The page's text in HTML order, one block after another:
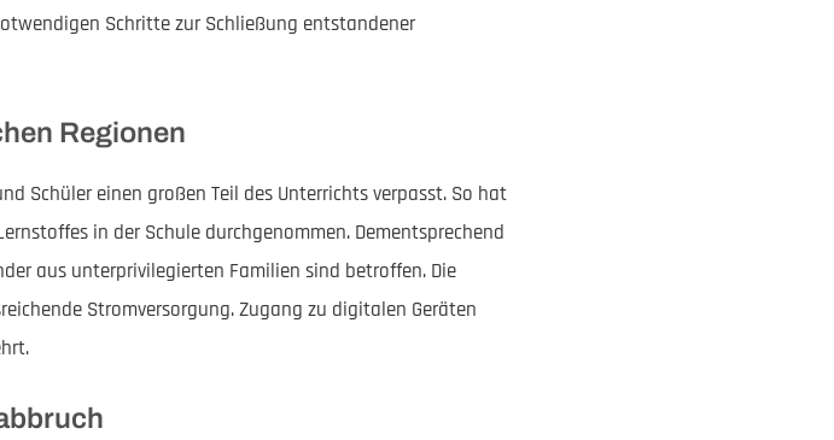
Schritte zur Schließung entstandener
Regionen
Schüler einen großen Teil des Unterrichts verpasst. So hat
in der Schule durchgenommen. Dementsprechend
aus unterprivilegierten Familien sind betroffen. Die
Stromversorgung. Zugang zu digitalen Geräten